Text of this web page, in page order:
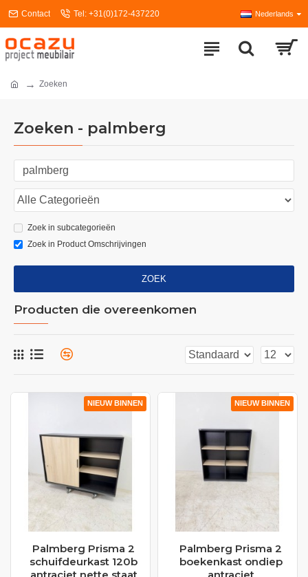
Contact Tel: +31(0)172-437220 Nederlands
Zoeken
Zoeken - palmberg
Zoek in subcategorieën
Zoek in Product Omschrijvingen
ZOEK
Producten die overeenkomen
NIEUW BINNEN
Palmberg Prisma 2
schuifdeurkast 120b
NIEUW BINNEN
Palmberg Prisma 2
boekenkast ondiep